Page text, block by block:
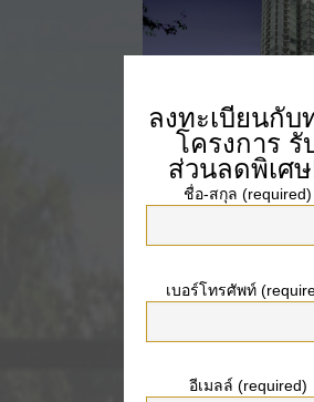
The Zest
ลาดพร้าว ซอย 7
ลงทะเบียนกับ
โครงการ รั
ส่วนลดพิเศ
ชื่อ-สกุล (required)
เบอร์โทรศัพท์
อีเมลล์ (required)